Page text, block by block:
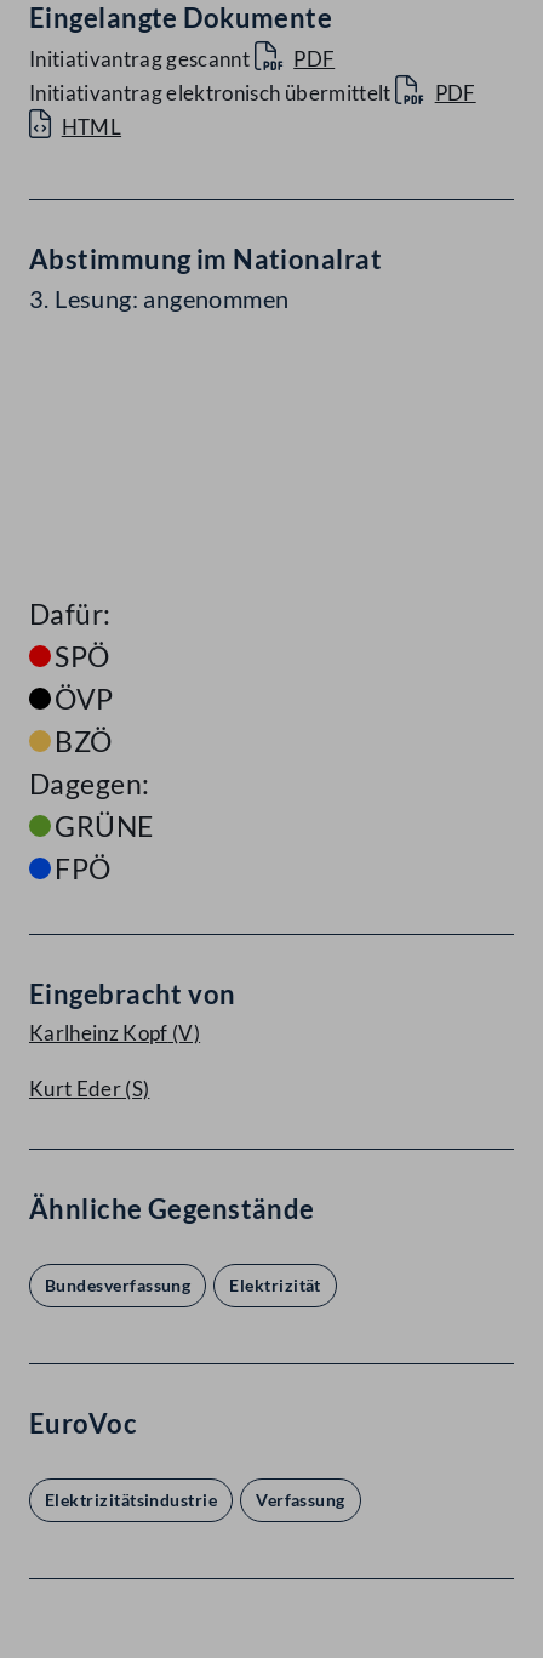
Eingelangte Dokumente
Initiativantrag gescannt
PDF
Initiativantrag elektronisch übermittelt
PDF
HTML
Abstimmung im Nationalrat
3. Lesung: angenommen
Dafür:
SPÖ
ÖVP
BZÖ
Dagegen:
GRÜNE
FPÖ
Eingebracht von
Karlheinz Kopf (V)
Kurt Eder(S)
Ähnliche Gegenstände
Bundesverfassung Elektrizität
EuroVoc
Elektrizitätsindustrie Verfassung